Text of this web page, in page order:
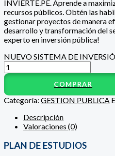
INVIERTE.PE. Aprende a
recursos públicos. Obtén las
gestionar proyectos de manera
desarrollo y transformación del
experto en inversión pública!
NUEVO SISTEMA DE
COMPRAR
Categoría: GESTION PUBLICA
Descripción
Valoraciones (0)
PLAN DE ESTUDIOS